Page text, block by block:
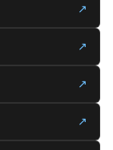
↗
↗
↗
↗